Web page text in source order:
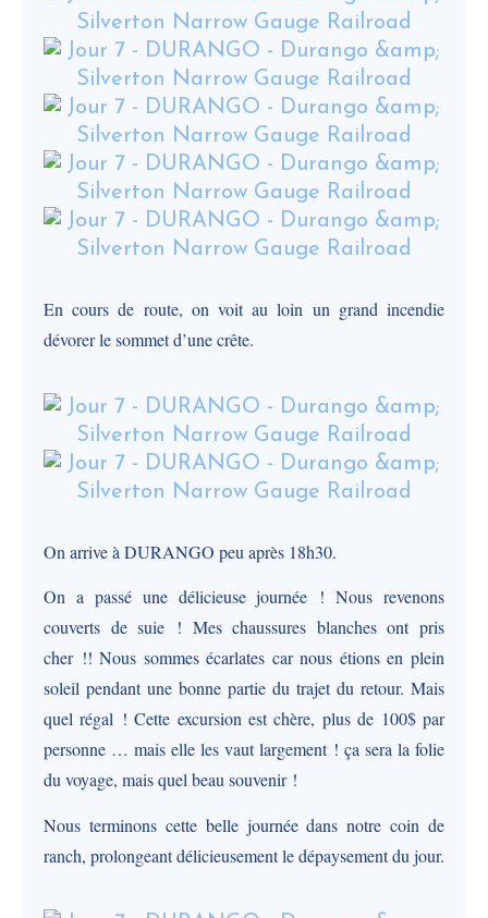
En cours de route, on voit au loin un grand incendie
dévorer le sommet d’une crête.
On arrive à DURANGO peu après 18h30.
On a passé une délicieuse journée ! Nous revenons
couverts de suie ! Mes chaussures blanches ont pris
cher !! Nous sommes écarlates car nous étions en plein
soleil pendant une bonne partie du trajet du retour. Mais
quel régal ! Cette excursion est chère, plus de 100$ par
personne … mais elle les vaut largement ! ça sera la folie
du voyage, mais quel beau souvenir !
Nous terminons cette belle journée dans notre coin de
ranch, prolongeant délicieusement le dépaysement du jour.